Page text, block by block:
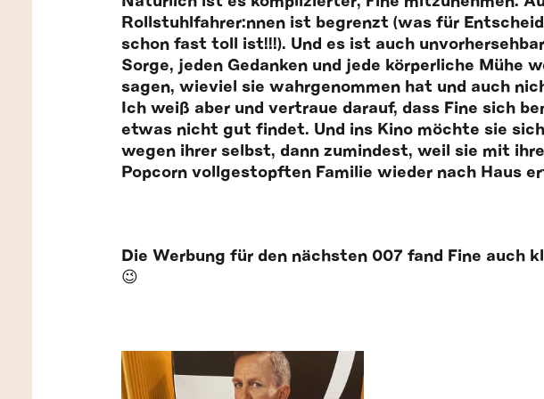
Rollstuhlfahrer:nnen ist begrenzt (was für
schon fast toll ist!!!). Und es ist auch
Sorge, jeden Gedanken und jede körperliche Mühe
sagen, wieviel sie wahrgenommen hat und auch
Ich weiß aber und vertraue darauf, dass Fine sich
etwas nicht gut findet. Und ins Kino möchte sie
wegen ihrer selbst, dann zumindest, weil sie mit
Popcorn vollgestopften Familie wieder nach Haus
Die Werbung für den nächsten 007 fand Fine auch
😉